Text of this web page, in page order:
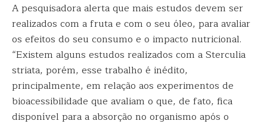
A pesquisadora alerta que mais estudos devem ser
realizados com a fruta e com o seu óleo, para avaliar
os efeitos do seu consumo e o impacto nutricional.
“Existem alguns estudos realizados com a Sterculia
striata, porém, esse trabalho é inédito,
principalmente, em relação aos experimentos de
bioacessibilidade que avaliam o que, de fato, fica
disponível para a absorção no organismo após o